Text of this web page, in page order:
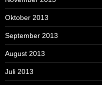
Oktober 2013
September 2013
August 2013
Juli 2013